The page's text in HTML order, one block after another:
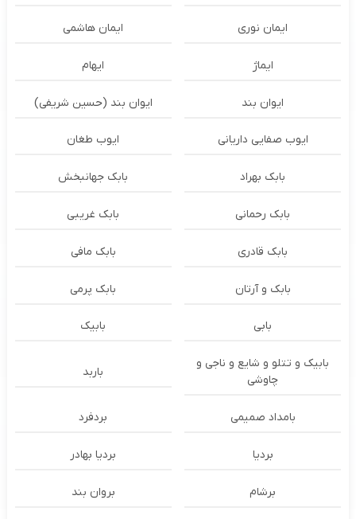
ایمان نوری ایمان هاشمی
ایماژ ایهام
ایوان بند ایوان بند (حسین شریفی)
ایوب صفایی داریانی ایوب طغان
بابک بهراد بابک جهانبخش
بابک رحمانی بابک غریبی
بابک قادری بابک مافی
بابک و آرتان بابک پرمی
بابی بابیک
بابیک و تتلو و شایع و ناجی و
چاوشی
باربد
بامداد صمیمی بردفرد
بردیا بردیا بهادر
برشام بروان بند